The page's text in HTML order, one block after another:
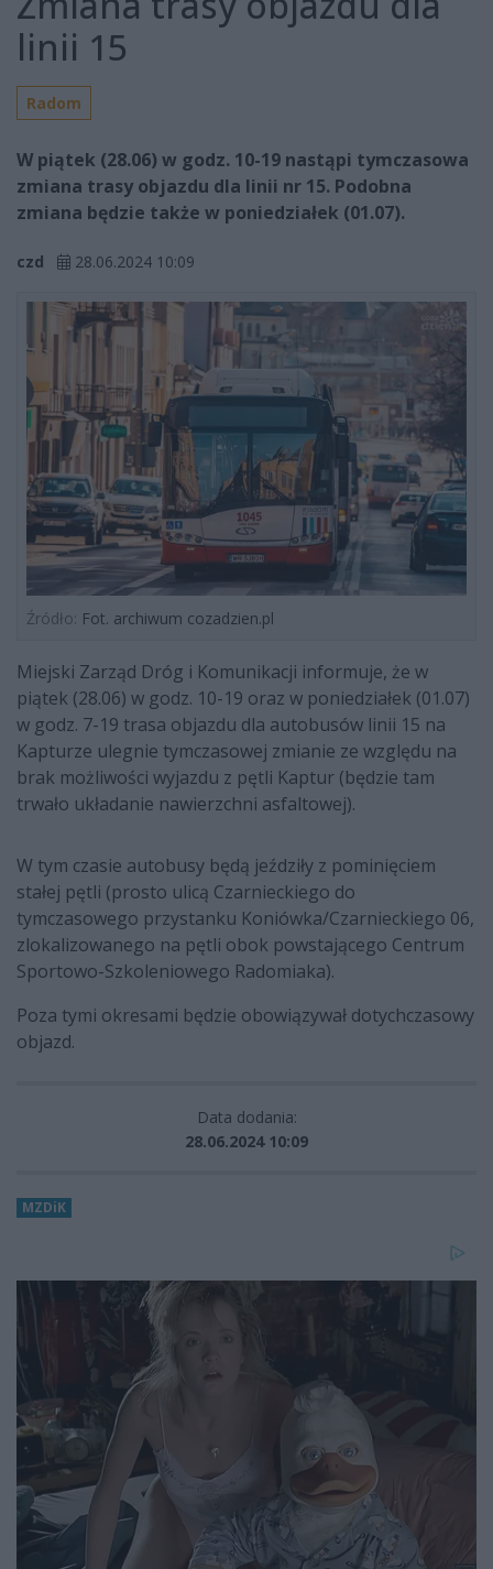
linii 15
Radom
W piątek (28.06) w godz. 10-19 nastąpi tymczasowa
zmiana trasy objazdu dla linii nr 15. Podobna
zmiana będzie także w poniedziałek (01.07).
czd 28.06.2024 10:09
Źródło: Fot. archiwum cozadzien.pl
Miejski Zarząd Dróg i Komunikacji informuje, że w
piątek (28.06) w godz. 10-19 oraz w poniedziałek (01.07)
w godz. 7-19 trasa objazdu dla autobusów linii 15 na
Kapturze ulegnie tymczasowej zmianie ze względu na
brak możliwości wyjazdu z pętli Kaptur (będzie tam
trwało układanie nawierzchni asfaltowej).
W tym czasie autobusy będą jeździły z pominięciem
stałej pętli (prosto ulicą Czarnieckiego do
tymczasowego przystanku Koniówka/Czarnieckiego 06,
zlokalizowanego na pętli obok powstającego Centrum
Sportowo-Szkoleniowego Radomiaka).
Poza tymi okresami będzie obowiązywał dotychczasowy
objazd.
Data dodania:
28.06.2024 10:09
MZDiK